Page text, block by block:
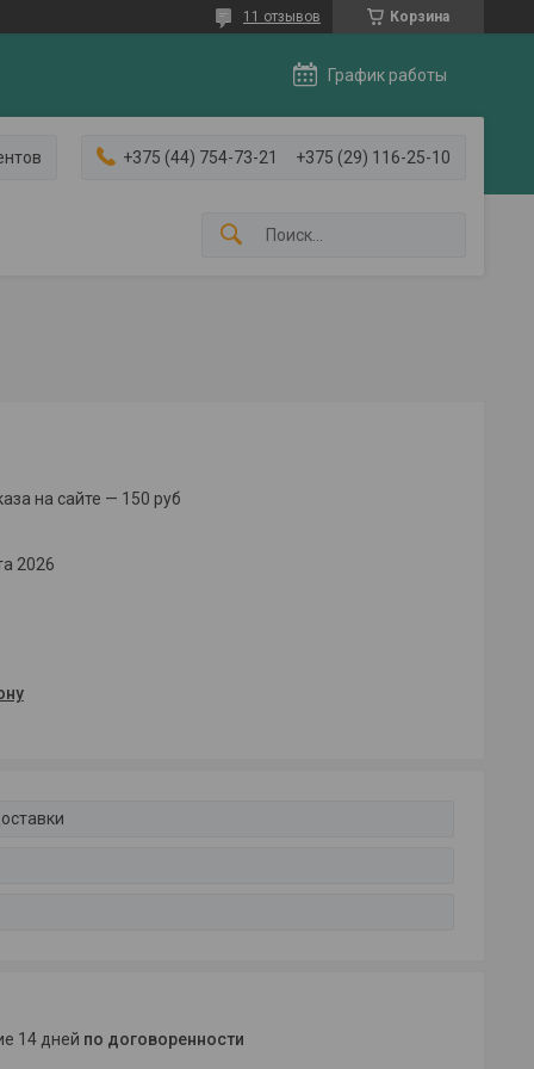
Корзина
11 отзывов
График работы
+375 (44) 754-73-21 +375 (29) 116-25-10
на сайте — 150 руб
2026
14 дней по договоренности